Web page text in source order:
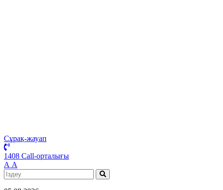
Сұрақ-жауап
1408 Call-орталығы
А А